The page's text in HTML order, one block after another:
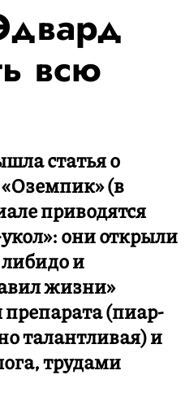
всю
статья о
(в
приводятся
они открыли
и
жизни»
(пиар-
талантливая) и
трудами